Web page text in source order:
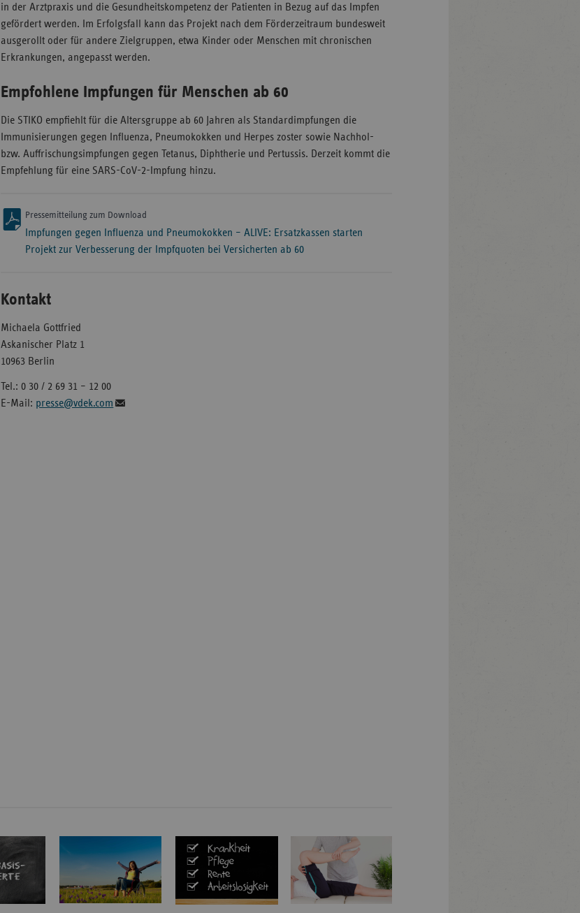
in der Arztpraxis und die Gesundheitskompetenz der Patienten in Bezug auf das Impfen
gefördert werden. Im Erfolgsfall kann das Projekt nach dem Förderzeitraum bundesweit
ausgerollt oder für andere Zielgruppen, etwa Kinder oder Menschen mit chronischen
Erkrankungen, angepasst werden.
Empfohlene Impfungen für Menschen ab 60
Die STIKO empfiehlt für die Altersgruppe ab 60 Jahren als Standardimpfungen die
Immunisierungen gegen Influenza, Pneumokokken und Herpes zoster sowie Nachhol-
bzw. Auffrischungsimpfungen gegen Tetanus, Diphtherie und Pertussis. Derzeit kommt die
Empfehlung für eine SARS-CoV-2-Impfung hinzu.
Pressemitteilung zum Download
Impfungen gegen Influenza und Pneumokokken – ALIVE: Ersatzkassen starten
Projekt zur Verbesserung der Impfquoten bei Versicherten ab 60
Kontakt
Michaela Gottfried
Askanischer Platz 1
10963 Berlin
Tel.: 0 30 / 2 69 31 – 12 00
E-Mail: presse@vdek.com